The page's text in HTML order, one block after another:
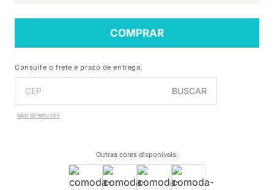
COMPRAR
Consulte o frete e prazo de entrega:
BUSCAR
NÃO SEI MEU CEP
Outras cores disponíveis: